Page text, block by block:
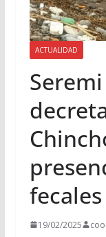
ACTUALIDAD
fecales
19/02/2025